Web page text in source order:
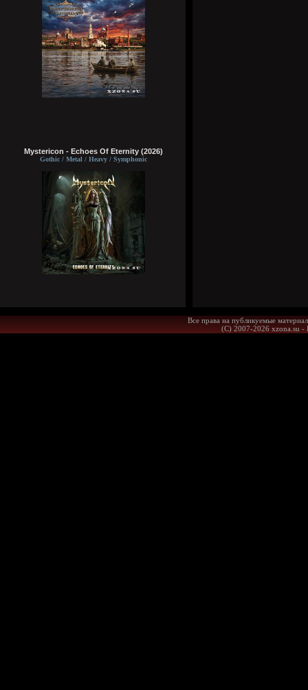
Mystericon - Echoes Of Eternity (2026)
Gothic / Metal / Heavy / Symphonic
Все права на публикуемые
(С) 2007-2026 xzona.su -